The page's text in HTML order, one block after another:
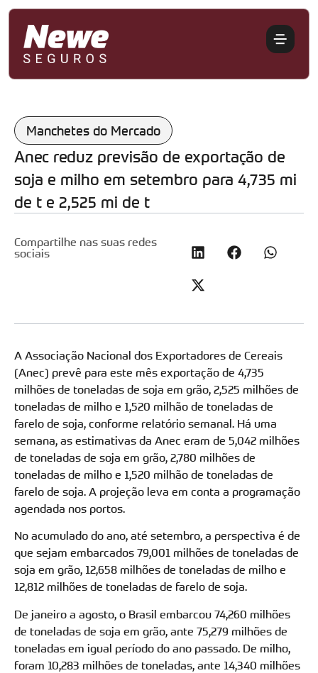
Manchetes do Mercado
Anec reduz previsão de exportação de
soja e milho em setembro para 4,735 mi
de t e 2,525 mi de t
Compartilhe nas suas redes
sociais
A Associação Nacional dos Exportadores de Cereais
(Anec) prevê para este mês exportação de 4,735
milhões de toneladas de soja em grão, 2,525 milhões de
toneladas de milho e 1,520 milhão de toneladas de
farelo de soja, conforme relatório semanal. Há uma
semana, as estimativas da Anec eram de 5,042 milhões
de toneladas de soja em grão, 2,780 milhões de
toneladas de milho e 1,520 milhão de toneladas de
farelo de soja. A projeção leva em conta a programação
agendada nos portos.
No acumulado do ano, até setembro, a perspectiva é de
que sejam embarcados 79,001 milhões de toneladas de
soja em grão, 12,658 milhões de toneladas de milho e
12,812 milhões de toneladas de farelo de soja.
De janeiro a agosto, o Brasil embarcou 74,260 milhões
de toneladas de soja em grão, ante 75,279 milhões de
toneladas em igual período do ano passado. De milho,
foram 10,283 milhões de toneladas, ante 14,340 milhões